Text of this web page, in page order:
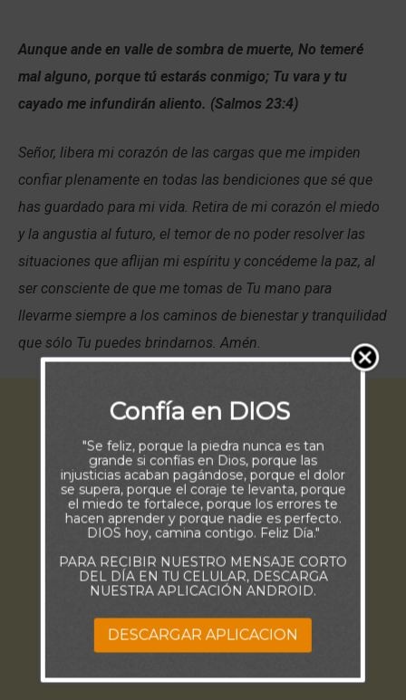
Aunque ande en valle de sombra de muerte, No temeré
mal alguno, porque tú estarás conmigo; Tu vara y tu
cayado me infundirán aliento. (Salmos 23:4)
Señor, libera mi corazón de las cargas que me impiden
confiar plenamente en todas las bendiciones que sé que
has guardado para mi vida. Retira de mi corazón el miedo
y la angustia al futuro, el temor de no poder resolver las
situaciones que aflijan mi espíritu y concédeme la paz, al
ser consciente de que me tomas de Tu mano para
llevarme siempre a los caminos de bienestar y tranquilidad
que sólo Tu puedes brindarnos. Amén.
Confía en DIOS
"Se feliz, porque la piedra nunca es tan
grande si confías en Dios, porque las
injusticias acaban pagándose, porque el dolor
se supera, porque el coraje te levanta, porque
el miedo te fortalece, porque los errores te
hacen aprender y porque nadie es perfecto.
DIOS hoy, camina contigo. Feliz Día."
PARA RECIBIR NUESTRO MENSAJE CORTO
DEL DÍA EN TU CELULAR, DESCARGA
NUESTRA APLICACIÓN ANDROID.
DESCARGAR APLICACION